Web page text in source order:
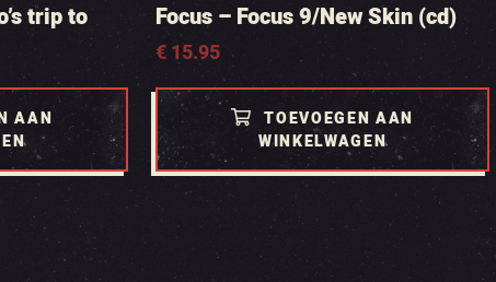
trip to
AAN
Focus – Focus 9/New Skin (cd)
€15.95
TOEVOEGEN AAN
WINKELWAGEN